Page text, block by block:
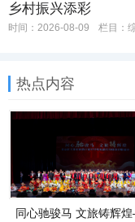
乡村振兴添彩
时间：2026-08-09 栏目：
热点内容
同心驰骏马 文旅铸辉